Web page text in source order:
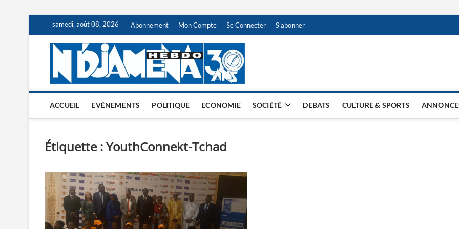
content
samedi, août 08, 2026 Abonnement Mon Compte Se Connecter S’abonner
NDJAMENA HEBDO
ACCUEIL EVÉNEMENTS POLITIQUE ECONOMIE SOCIÉTÉ DEBATS CULTURE & SPORTS
Étiquette :YouthConnekt-Tchad